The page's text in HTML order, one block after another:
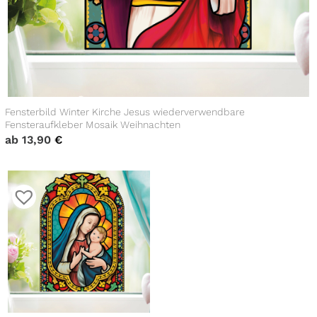
Fensterbild Winter Kirche Jesus wiederverwendbare
Fensteraufkleber Mosaik Weihnachten
ab 13,90 €